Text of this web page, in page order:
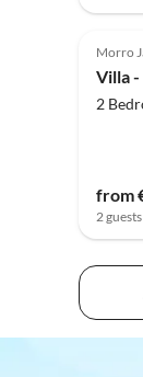
Morro
Villa -
2
from
2